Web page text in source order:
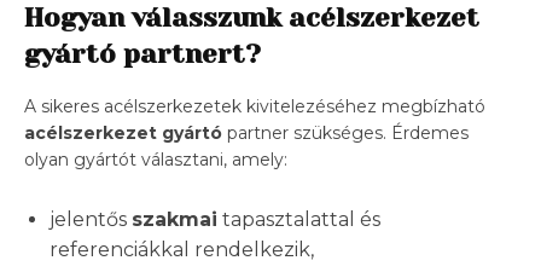
Hogyan válasszunk acélszerkezet
gyártó partnert?
A sikeres acélszerkezetek kivitelezéséhez megbízható
acélszerkezet gyártó partner szükséges. Érdemes
olyan gyártót választani, amely:
jelentős szakmai tapasztalattal és
referenciákkal rendelkezik,